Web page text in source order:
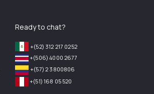
Ready to chat?
+(52) 312 217 0252
+(506) 4000 2677
+(57) 2 3800806
+(51) 168 05 520